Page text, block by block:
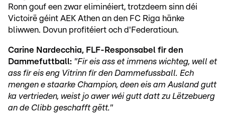
Ronn gouf een zwar eliminéiert, trotzdeem sinn déi
Victoirë géint AEK Athen an den FC Riga hänke
bliwwen. Dovun profitéiert och d'Federatioun.
Carine Nardecchia, FLF-Responsabel fir den
Dammefuttball: "Fir eis ass et immens wichteg, well et
ass fir eis eng Vitrinn fir den Dammefussball. Ech
mengen e staarke Champion, deen eis am Ausland gutt
ka vertrieden, weist jo awer wéi gutt datt zu Lëtzebuerg
an de Clibb geschafft gëtt."